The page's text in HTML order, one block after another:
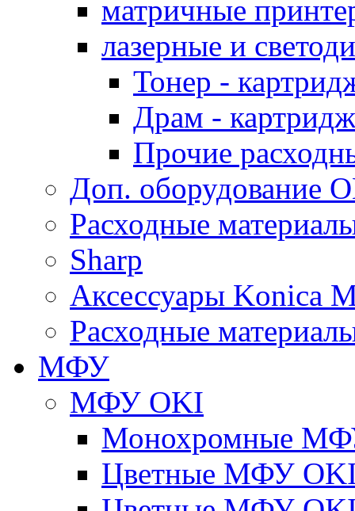
матричные
лазерные и
Тонер -
Драм -
Прочие
Доп. оборудование
Расходные
Sharp
Аксессуары Konica
Расходные
МФУ
МФУ OKI
Монохромные
Цветные МФУ